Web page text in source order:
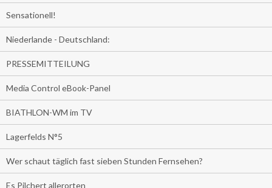
Sensationell!
Niederlande - Deutschland:
PRESSEMITTEILUNG
Media Control eBook-Panel
BIATHLON-WM im TV
Lagerfelds N°5
Wer schaut täglich fast sieben Stunden Fernsehen?
Es Pilchert allerorten